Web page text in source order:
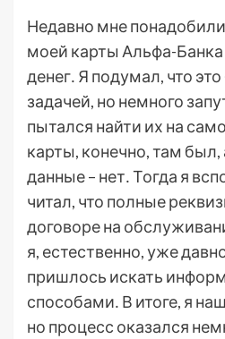
Недавно мне
моей карты Альфа-
денег․ Я подумал, что
задачей, но немного
пытался найти их на
карты, конечно, там был,
данные – нет․ Тогда я
читал, что полные
договоре на
я, естественно, уже
пришлось искать
способами․ В итоге, я
но процесс оказался